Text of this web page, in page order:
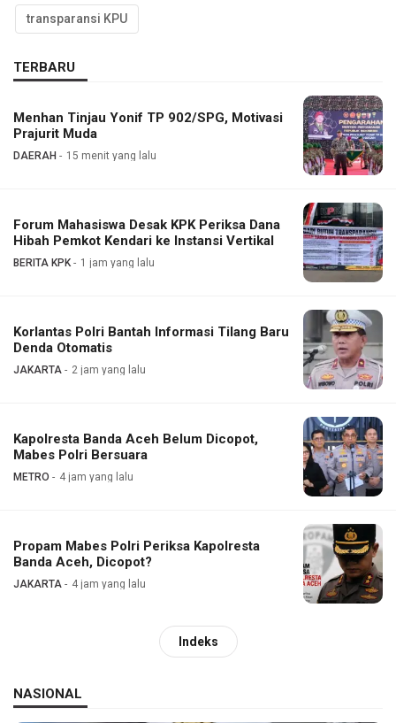
transparansi KPU
TERBARU
Menhan Tinjau Yonif TP 902/SPG, Motivasi
Prajurit Muda
DAERAH 15 menit yang lalu
Forum Mahasiswa Desak KPK Periksa Dana
Hibah Pemkot Kendari ke Instansi Vertikal
BERITA KPK 1 jam yang lalu
Korlantas Polri Bantah Informasi Tilang Baru
Denda Otomatis
JAKARTA 2 jam yang lalu
Kapolresta Banda Aceh Belum Dicopot,
Mabes Polri Bersuara
METRO 4 jam yang lalu
Propam Mabes Polri Periksa Kapolresta
Banda Aceh, Dicopot?
JAKARTA 4 jam yang lalu
Indeks
NASIONAL